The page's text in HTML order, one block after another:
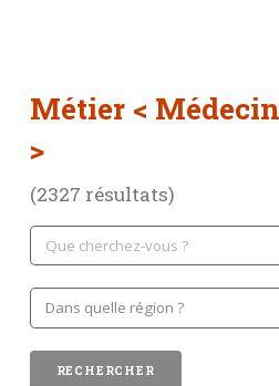
Métier <
>
(2327 résultats)